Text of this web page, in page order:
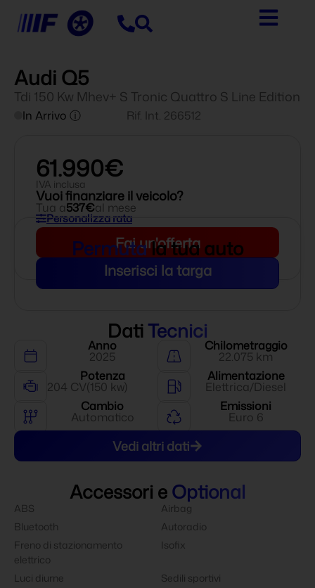
Audi Q5
Tdi 150 Kw Mhev+ S Tronic Quattro S Line Edition
In Arrivo ⓘ Rif. Int. 266512
61.990€
IVA inclusa
Vuoi finanziare il veicolo?
Tua a537€al mese
Personalizza rata
Fai un'offerta
Permutala tua auto
Inserisci la targa
DatiTecnici
Anno
2025
Chilometraggio
22.075 km
Potenza
204 CV(150 kw)
Alimentazione
Elettrica/Diesel
Cambio
Automatico
Emissioni
Euro 6
Vedi altri dati
Accessori eOptional
ABS
Airbag
Bluetooth
Autoradio
Freno di stazionamento
elettrico
Isofix
Luci diurne
Sedili sportivi